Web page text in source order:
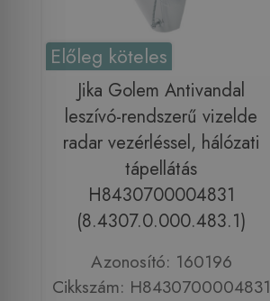
Előleg köteles
Jika Golem Antivandal
leszívó-rendszerű vizelde
radar vezérléssel, hálózati
tápellátás
H8430700004831
(8.4307.0.000.483.1)
Azonosító: 160196
Cikkszám: H8430700004831